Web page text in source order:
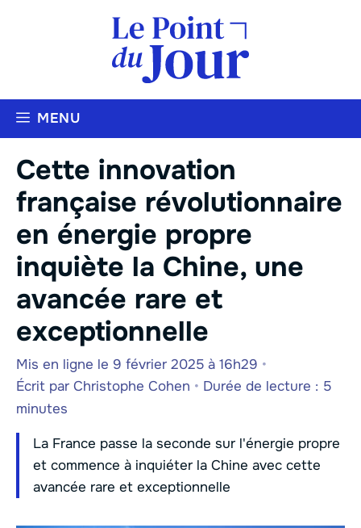
MENU
Cette innovation
française révolutionnaire
en énergie propre
inquiète la Chine, une
avancée rare et
exceptionnelle
Mis en ligne le 9 février 2025 à 16h29 •
Écrit par Christophe Cohen • Durée de lecture : 5
minutes
La France passe la seconde sur l'énergie propre
et commence à inquiéter la Chine avec cette
avancée rare et exceptionnelle